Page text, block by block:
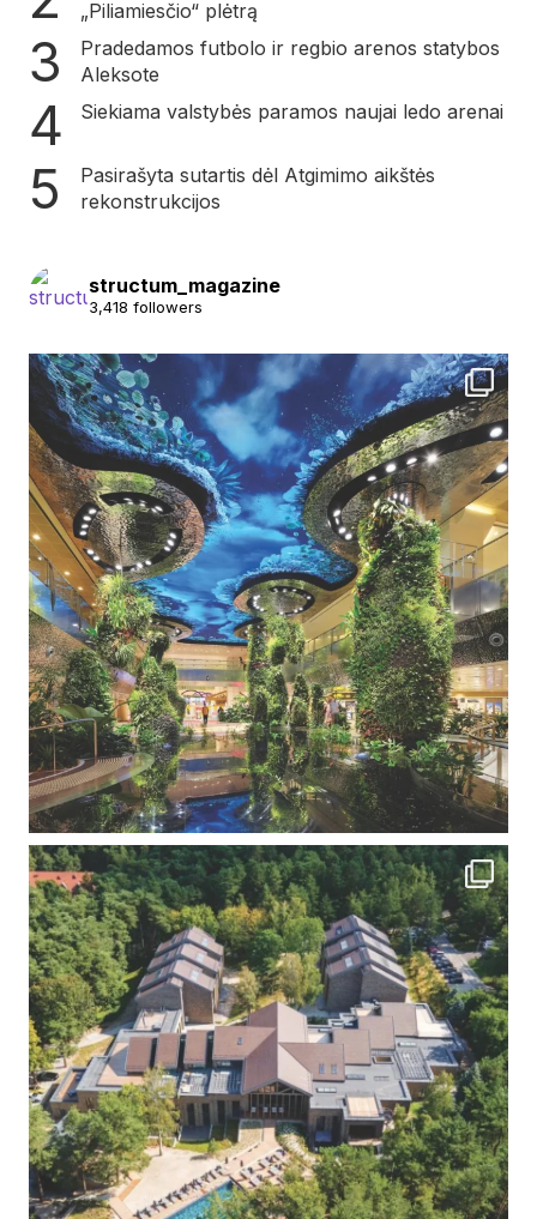
„Piliamiesčio“ plėtrą
Pradedamos futbolo ir regbio arenos statybos
Aleksote
Siekiama valstybės paramos naujai ledo arenai
Pasirašyta sutartis dėl Atgimimo aikštės
rekonstrukcijos
structum_magazine
3,418 followers